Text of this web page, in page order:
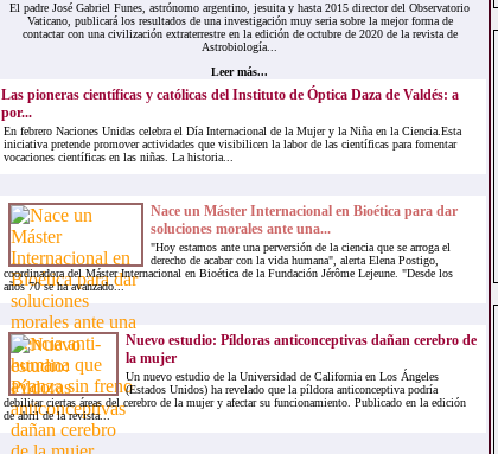
El padre José Gabriel Funes, astrónomo argentino, jesuita y hasta 2015 director del Observatorio
Vaticano, publicará los resultados de una investigación muy seria sobre la mejor forma de
contactar con una civilización extraterrestre en la edición de octubre de 2020 de la revista de
Astrobiología...
Leer más...
Las pioneras científicas y católicas del Instituto de Óptica Daza de Valdés: a
por...
En febrero Naciones Unidas celebra el Día Internacional de la Mujer y la Niña en la Ciencia.Esta
iniciativa pretende promover actividades que visibilicen la labor de las científicas para fomentar
vocaciones científicas en las niñas. La historia...
Nace un Máster Internacional en Bioética para dar
soluciones morales ante una...
"Hoy estamos ante una perversión de la ciencia que se arroga el
derecho de acabar con la vida humana", alerta Elena Postigo,
coordinadora del Máster Internacional en Bioética de la Fundación Jérôme Lejeune. "Desde los
años 70 se ha avanzado...
Nuevo estudio: Píldoras anticonceptivas dañan cerebro de
la mujer
Un nuevo estudio de la Universidad de California en Los Ángeles
(Estados Unidos) ha revelado que la píldora anticonceptiva podría
debilitar ciertas áreas del cerebro de la mujer y afectar su funcionamiento. Publicado en la edición
de abril de la revista...